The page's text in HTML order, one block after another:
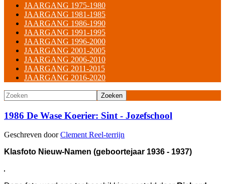
JAARGANG 1975-1980
JAARGANG 1981-1985
JAARGANG 1986-1990
JAARGANG 1991-1995
JAARGANG 1996-2000
JAARGANG 2001-2005
JAARGANG 2006-2010
JAARGANG 2011-2015
JAARGANG 2016-2020
Zoeken
1986 De Wase Koerier: Sint - Jozefschool
Geschreven doorClement Reel-terrijn
Klasfoto Nieuw-Namen (geboortejaar 1936 - 1937)